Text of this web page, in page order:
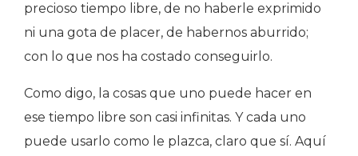
precioso tiempo libre, de no haberle exprimido
ni una gota de placer, de habernos aburrido;
con lo que nos ha costado conseguirlo.
Como digo, la cosas que uno puede hacer en
ese tiempo libre son casi infinitas. Y cada uno
puede usarlo como le plazca, claro que sí. Aquí